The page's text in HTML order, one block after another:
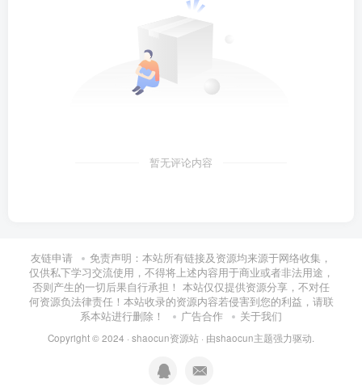
暂无评论内容
友链申请
免责声明：本站所有链接及资源均来源于网络收集，
仅供私下学习交流使用，不得将上述内容用于商业或者非法用途，
否则产生的一切后果自行承担！ 本站仅仅提供资源分享，不对任
何资源负法律责任！本站收录的资源内容若侵害到您的利益，请联
系本站进行删除！
广告合作 关于我们
Copyright © 2024 · shaocun资源站 · 由shaocun主题强力驱动.